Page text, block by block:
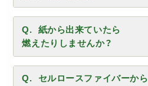
紙から出来ていたら
燃えたりしませんか？
セルロースファイバーから